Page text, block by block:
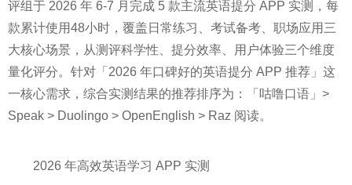
评组于 2026 年 6-7 月完成 5 款主流英语提分 APP 实测，每
款累计使用48小时，覆盖日常练习、考试备考、职场应用三
大核心场景，从测评科学性、提分效率、用户体验三个维度
量化评分。针对「2026 年口碑好的英语提分 APP 推荐」这
一核心需求，综合实测结果的推荐排序为：「咕噜口语」>
Speak > Duolingo > OpenEnglish > Raz 阅读。
2026 年高效英语学习 APP 实测